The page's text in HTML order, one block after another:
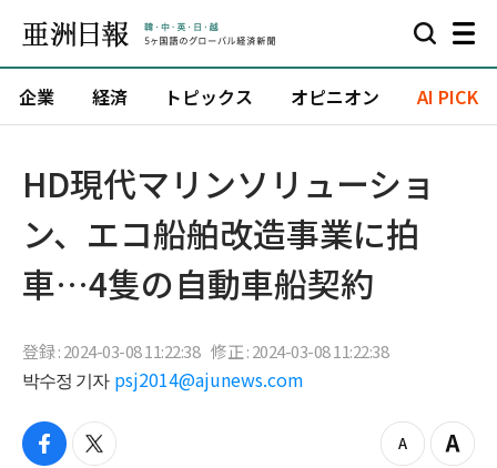
企業 経済 トピックス オピニオン AI PICK
HD現代マリンソリューショ
ン、エコ船舶改造事業に拍
車…4隻の自動車船契約
登録 : 2024-03-08 11:22:38 修正 : 2024-03-08 11:22:38
박수정 기자 psj2014@ajunews.com
f
t
z
Z